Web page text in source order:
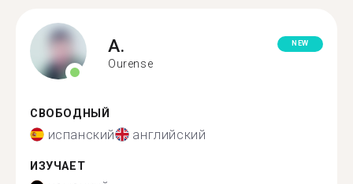
A.
Ourense
NEW
СВОБОДНЫЙ
испанский английский
ИЗУЧАЕТ